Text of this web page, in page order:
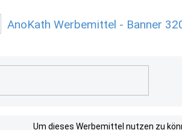
AnoKath Werbemittel - Banner
Um dieses Werbemittel nutzen zu